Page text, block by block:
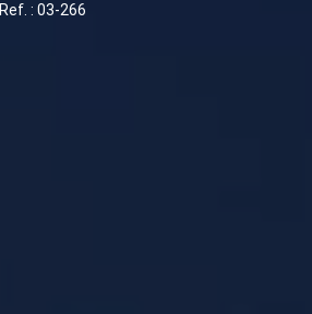
Ref. : 03-266